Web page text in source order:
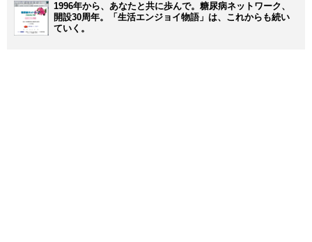
1996年から、あなたと共に歩んで。糖尿病ネットワーク、
開設30周年。「生活エンジョイ物語」は、これからも続い
ていく。